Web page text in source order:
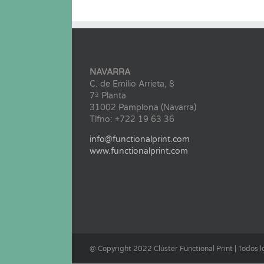
NAVARRA
C. de Emilio Arrieta, 8
7ª Planta
31002 Pamplona (Navarra)
Tlfno: +722 19 63 36
info@functionalprint.com
www.functionalprint.com
@ Copyright 2022 Clúster Functional Print | Todos